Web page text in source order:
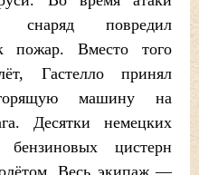
снаряд повредил
пожар. Вместо того
Гастелло принял
машину на
Десятки немецких
цистерн
Весь экипаж —